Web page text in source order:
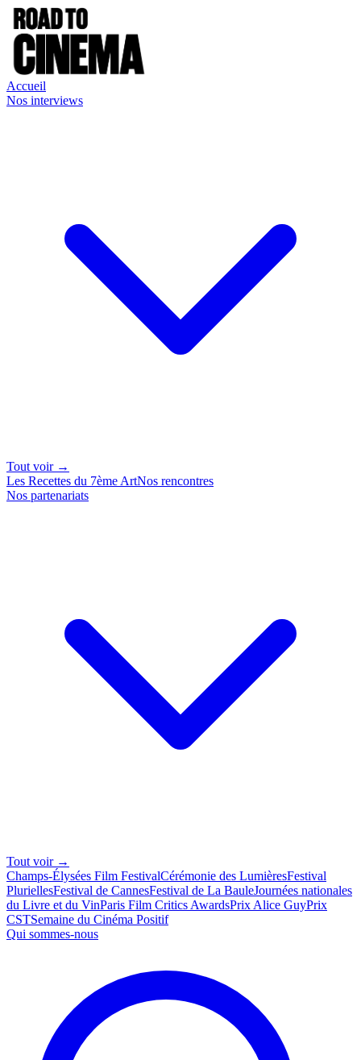
Accueil
Nos interviews
Tout voir →
Les Recettes du 7ème ArtNos rencontres
Nos partenariats
Tout voir →
Champs-Élysées Film FestivalCérémonie des LumièresFestival
PluriellesFestival de CannesFestival de La BauleJournées nationales
du Livre et du VinParis Film Critics AwardsPrix Alice GuyPrix
CSTSemaine du Cinéma Positif
Qui sommes-nous